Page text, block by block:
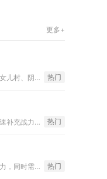
更多+
梦幻西游固伤五开门派最优选择为无底洞、女儿村、阴曹地府、普陀... 热门
攻城掠地借兵是一种以盟友兵力为核心、快速补充战力、降低自身损... 热门
少年三国志攻城核心消耗资源为粮草、行动力，同时需准备元宝、草... 热门